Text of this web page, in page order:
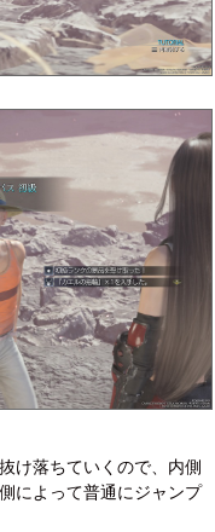
け落ちていくので、内側
によって普通にジャンプ